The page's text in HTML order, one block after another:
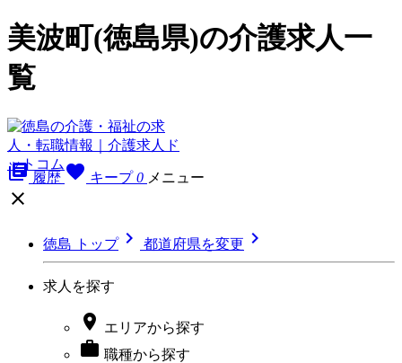
美波町(徳島県)の介護求人一
覧
library_books 履歴 favorite キープ 0 メニュー

徳島 トップ 都道府県を変更 
求人を探す
 エリアから探す
 職種から探す